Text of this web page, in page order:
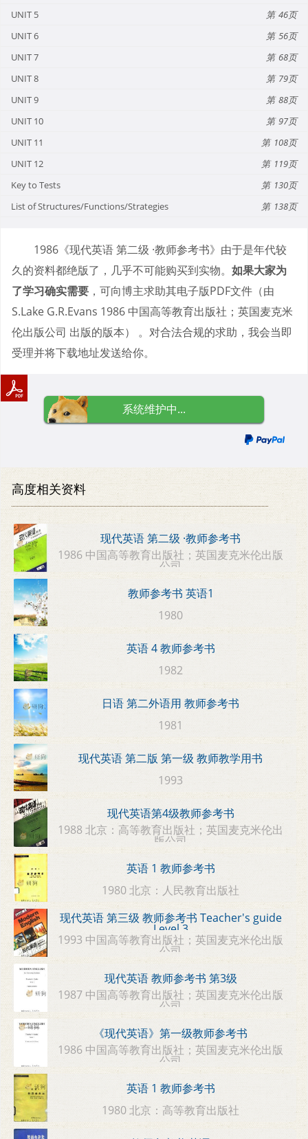
UNIT 5
46
UNIT 6
56
UNIT 7
68
UNIT 8
79
UNIT 9
88
UNIT 10
97
UNIT 11
108
UNIT 12
119
Key to Tests
130
List of Structures/Functions/Strategies
138
1986《现代英语 第二级 ·教师参考书》由于是年代较
久的资料都绝版了，几乎不可能购买到实物。 如果大家为
了学习确实需要 ，可向博主求助其电子版PDF文件（由
S.Lake G.R.Evans 1986 中国高等教育出版社；英国麦克米
伦出版公司 出版的版本） 。对合法合规的求助，我会当即
受理并将下载地址发送给你。
系统维护中...
高度相关资料
现代英语 第二级 ·教师参考书
1986 中国高等教育出版社；英国麦克米伦出版
公司
教师参考书 英语1
1980
英语 4 教师参考书
1982
日语 第二外语用 教师参考书
1981
现代英语 第二版 第一级 教师教学用书
1993
现代英语第4级教师参考书
1988 北京：高等教育出版社；英国麦克米伦出
版公司
英语 1 教师参考书
1980 北京：人民教育出版社
现代英语 第三级 教师参考书 Teacher's guide
Level 3
1993 中国高等教育出版社；英国麦克米伦出版
公司
现代英语 教师参考书 第3级
1987 中国高等教育出版社；英国麦克米伦出版
公司
《现代英语》第一级教师参考书
1986 中国高等教育出版社；英国麦克米伦出版
公司
英语 1 教师参考书
1980 北京：高等教育出版社